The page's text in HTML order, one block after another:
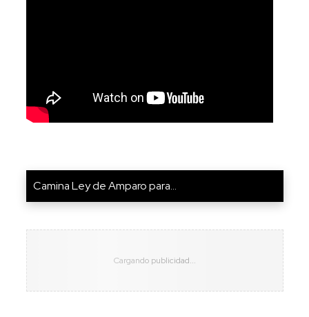
Camina Ley de Amparo para...